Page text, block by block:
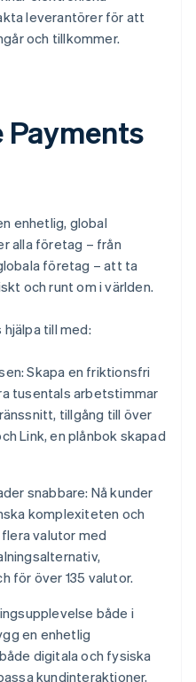
leverantörer för att
och tillkommer.
Payments
enhetlig, global
alla företag – från
företag – att ta
och runt om i världen.
till med:
Skapa en friktionsfri
tusentals arbetstimmar
tillgång till över
Link, en plånbok skapad
snabbare: Nå kunder
komplexiteten och
valutor med
för över 135 valutor.
både i
en enhetlig
digitala och fysiska
kundinteraktioner,